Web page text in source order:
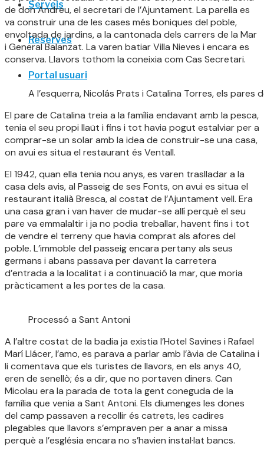
Serveis
Reserves
Portal usuari
de don Andreu, el secretari de l’Ajuntament. La parella es
va construir una de les cases més boniques del poble,
envoltada de jardins, a la cantonada dels carrers de la Mar
i General Balanzat. La varen batiar Villa Nieves i encara es
conserva. Llavors tothom la coneixia com Cas Secretari.
A l’esquerra, Nicolás Prats i Catalina Torres, els
El pare de Catalina treia a la família endavant amb la pesca,
tenia el seu propi llaüt i fins i tot havia pogut estalviar per a
comprar-se un solar amb la idea de construir-se una casa,
on avui es situa el restaurant és Ventall.
El 1942, quan ella tenia nou anys, es varen traslladar a la
casa dels avis, al Passeig de ses Fonts, on avui es situa el
restaurant italià Bresca, al costat de l’Ajuntament vell. Era
una casa gran i van haver de mudar-se allí perquè el seu
pare va emmalaltir i ja no podia treballar, havent fins i tot
de vendre el terreny que havia comprat als afores del
poble. L’immoble del passeig encara pertany als seus
germans i abans passava per davant la carretera
d’entrada a la localitat i a continuació la mar, que moria
pràcticament a les portes de la casa.
Processó a Sant Antoni
A l’altre costat de la badia ja existia l’Hotel Savines i Rafael
Marí Llácer, l’amo, es parava a parlar amb l’àvia de Catalina i
li comentava que els turistes de llavors, en els anys 40,
eren de senellò; és a dir, que no portaven diners. Can
Micolau era la parada de tota la gent coneguda de la
família que venia a Sant Antoni. Els diumenges les dones
del camp passaven a recollir és catrets, les cadires
plegables que llavors s’empraven per a anar a missa
perquè a l’església encara no s’havien instal·lat bancs.